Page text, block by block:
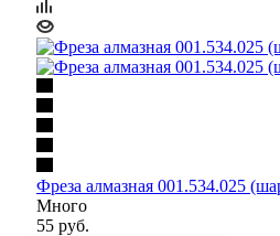
Фреза алмазная 001.534.025
Много
55 руб.